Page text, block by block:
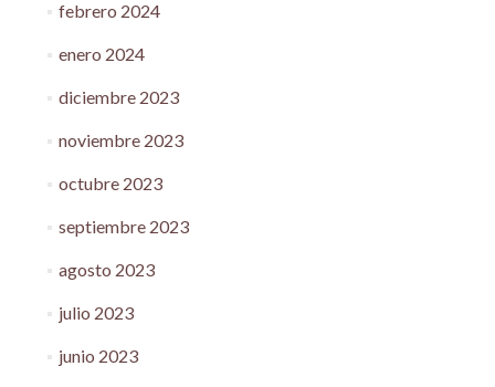
febrero 2024
enero 2024
diciembre 2023
noviembre 2023
octubre 2023
septiembre 2023
agosto 2023
julio 2023
junio 2023